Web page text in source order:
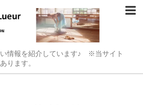
情報を紹介しています♪ ※当サイト
ります。